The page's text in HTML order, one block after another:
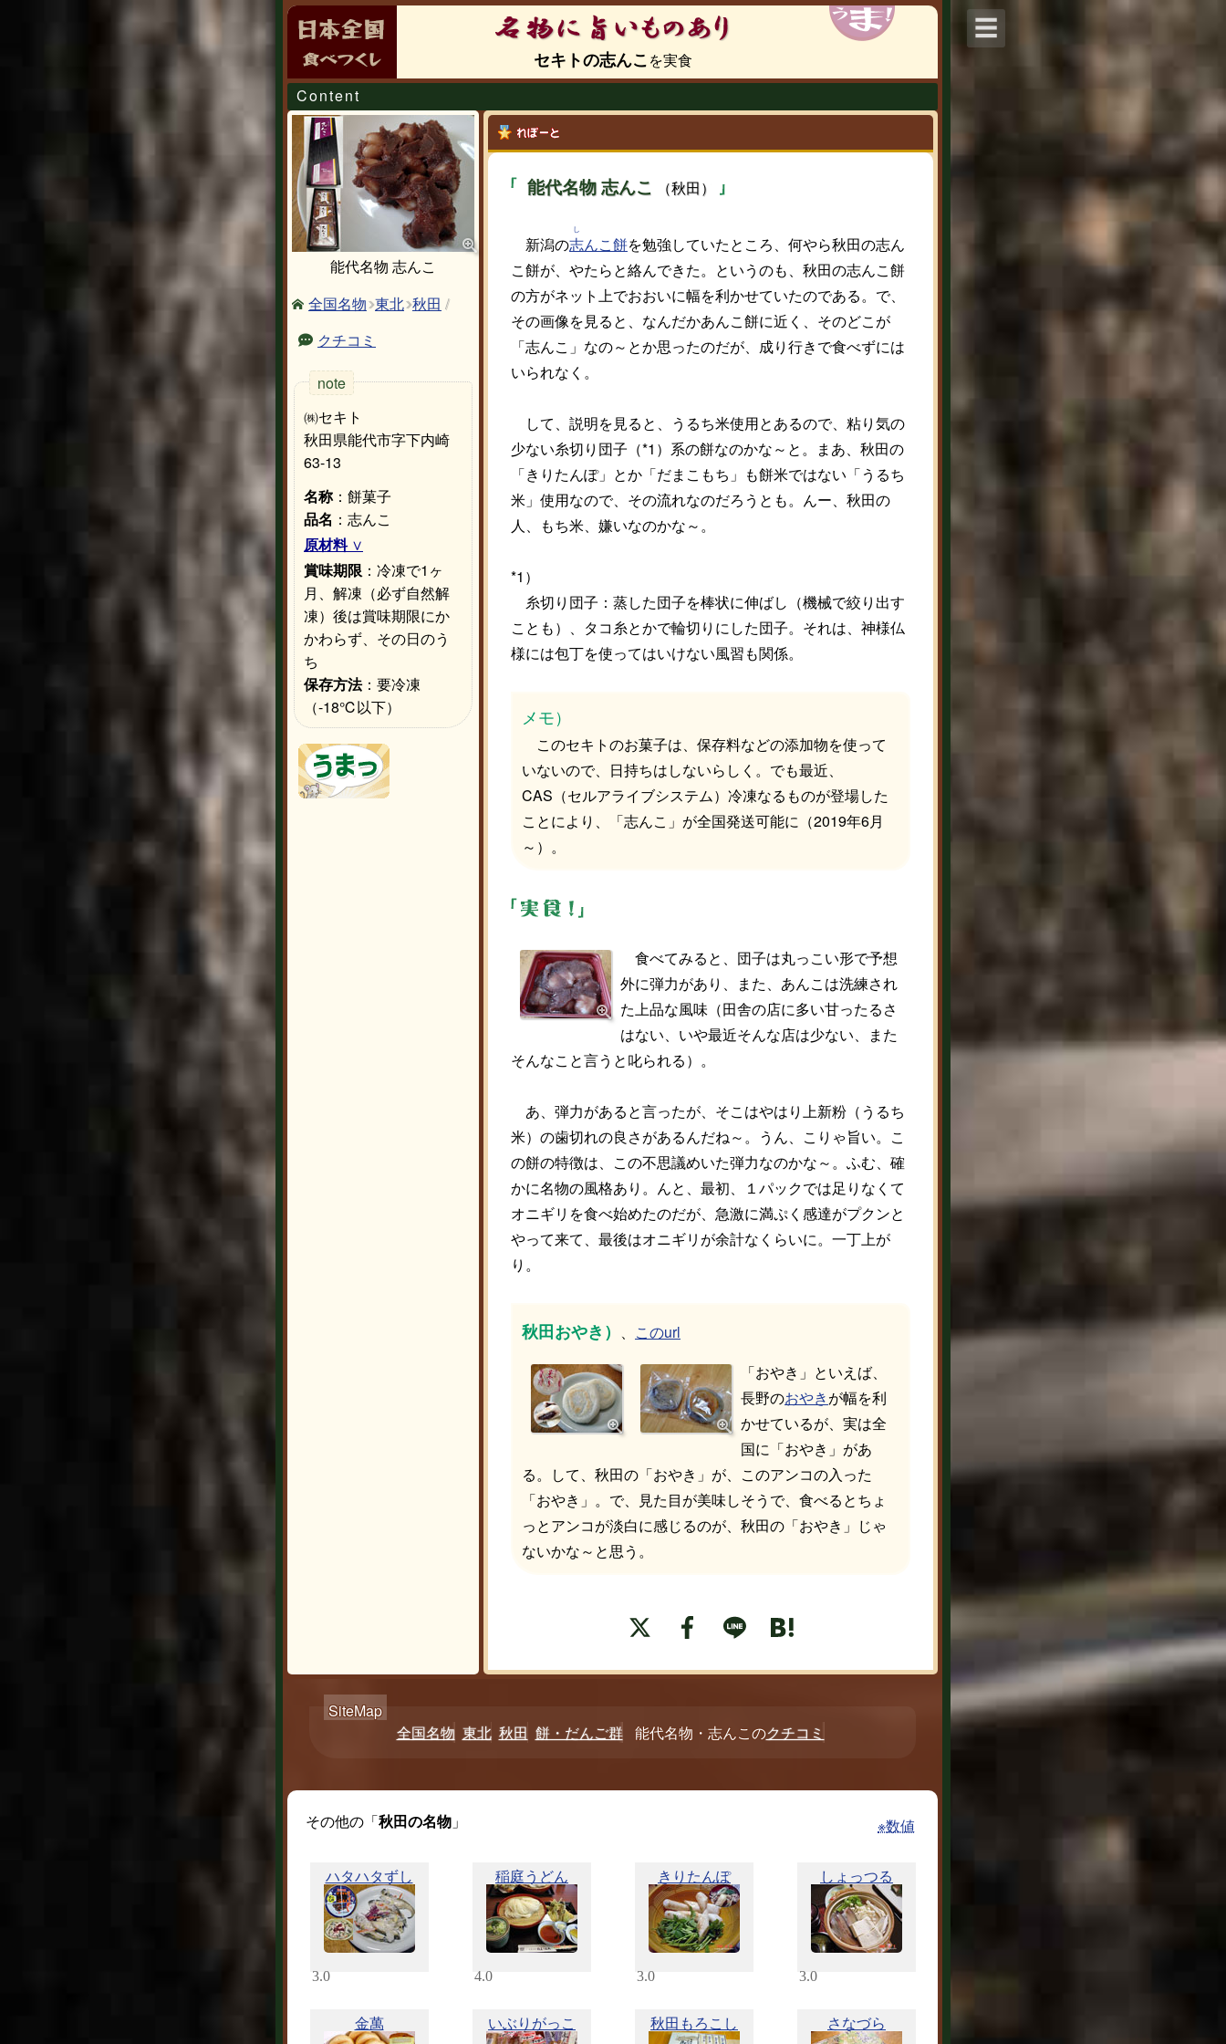
セキトの志んこ
Content
能代名物 志んこ
全国名物 東北 秋田 /
クチコミ
㈱セキト
秋田県能代市字下内崎
63-13
名称：餅菓子
品名 ：志んこ
原材料
賞味期限 ：冷凍で1ヶ
月、解凍（必ず自然解
凍）後は賞味期限にか
かわらず、その日のう
ち
保存方法：要冷凍
（-18℃以下）
能代名物 志んこ （秋田）
新潟の志
し
んこ餅を勉強していたところ、何やら秋田の志ん
こ餅が、やたらと絡んできた。というのも、秋田の志んこ餅
の方がネット上でおおいに幅を利かせていたのである。で、
その画像を見ると、なんだかあんこ餅に近く、そのどこが
「志んこ」なの～とか思ったのだが、成り行きで食べずには
いられなく。
して、説明を見ると、うるち米使用とあるので、粘り気の
少ない糸切り団子（*1）系の餅なのかな～と。まあ、秋田の
「きりたんぽ」とか「だまこもち」も餅米ではない「うるち
米」使用なので、その流れなのだろうとも。んー、秋田の
人、もち米、嫌いなのかな～。
*1）
糸切り団子：蒸した団子を棒状に伸ばし（機械で絞り出す
ことも）、タコ糸とかで輪切りにした団子。それは、神様仏
様には包丁を使ってはいけない風習も関係。
メモ）
このセキトのお菓子は、保存料などの添加物を使って
いないので、日持ちはしないらしく。でも最近、
CAS（セルアライブシステム）冷凍なるものが登場した
ことにより、「志んこ」が全国発送可能に（2019年6月
～）。
食べてみると、団子は丸っこい形で予想
外に弾力があり、また、あんこは洗練され
た上品な風味（田舎の店に多い甘ったるさ
はない、いや最近そんな店は少ない、また
そんなこと言うと叱られる）。
あ、弾力があると言ったが、そこはやはり上新粉（うるち
米）の歯切れの良さがあるんだね～。うん、こりゃ旨い。こ
の餅の特徴は、この不思議めいた弾力なのかな～。ふむ、確
かに名物の風格あり。んと、最初、１パックでは足りなくて
オニギリを食べ始めたのだが、急激に満ぷく感達がプクンと
やって来て、最後はオニギリが余計なくらいに。一丁上が
り。
秋田おやき） 、 このurl
「おやき」といえば、
長野のおやきが幅を利
かせているが、実は全
国に「おやき」があ
る。して、秋田の「おやき」が、このアンコの入った
「おやき」。で、見た目が美味しそうで、食べるとちょ
っとアンコが淡白に感じるのが、秋田の「おやき」じゃ
ないかな～と思う。
全国名物 東北 秋田 餅・だんご群 能代名物・志んこのクチコミ
その他の「秋田の名物 」 ※数値
ハタハタずし
3.0
稲庭うどん
4.0
きりたんぽ
3.0
しょっつる
3.0
金萬 いぶりがっこ 秋田もろこし さなづら
☰